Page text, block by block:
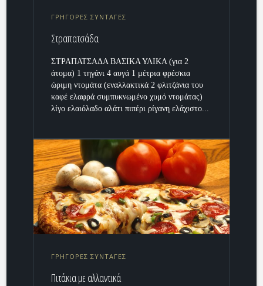
ΓΡΗΓΟΡΕΣ ΣΥΝΤΑΓΕΣ
Στραπατσάδα
ΣΤΡΑΠΑΤΣΑΔΑ ΒΑΣΙΚΑ ΥΛΙΚΑ (για 2
άτομα) 1 τηγάνι 4 αυγά 1 μέτρια φρέσκια
ώριμη ντομάτα (εναλλακτικά 2 φλιτζάνια του
καφέ ελαφρά συμπυκνωμένο χυμό ντομάτας)
λίγο ελαιόλαδο αλάτι πιπέρι ρίγανη ελάχιστο...
ΓΡΗΓΟΡΕΣ ΣΥΝΤΑΓΕΣ
Πιτάκια με αλλαντικά